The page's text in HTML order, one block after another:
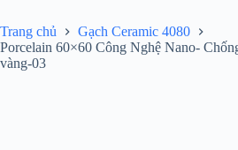
Trang chủ
Gạch Ceramic 4080
Porcelain 60×60 Công Nghệ Nano-
vàng-03